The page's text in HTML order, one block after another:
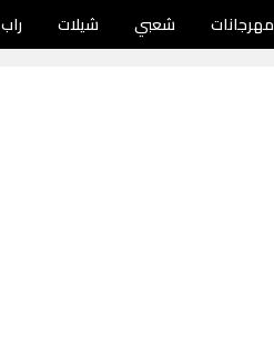
مهرجانات شعبي شيلات راب